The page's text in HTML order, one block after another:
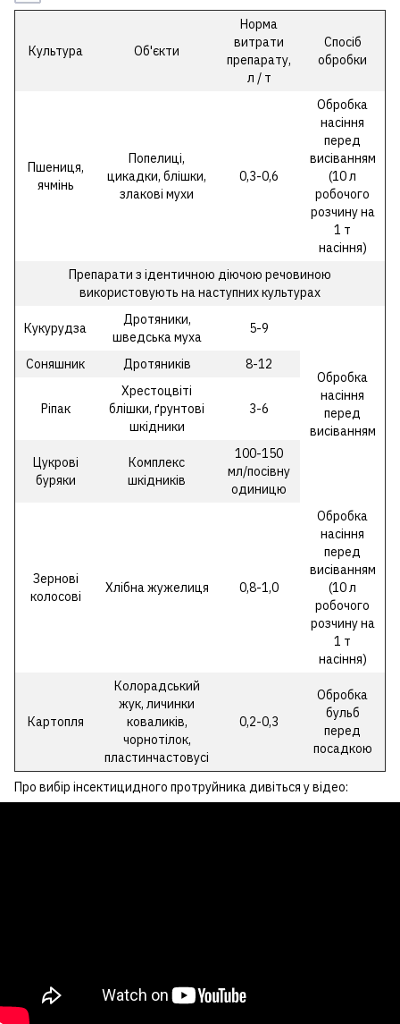
Культура Об'єкти
Норма
витрати
препарату,
л / т
Спосіб
обробки
Пшениця,
ячмінь
Попелиці,
цикадки, блішки,
злакові мухи
0,3-0,6
Обробка
насіння
перед
висіванням
(10 л
робочого
розчину на
1 т
насіння)
Препарати з ідентичною діючою речовиною
використовують на наступних культурах
Кукурудза
Дротяники,
шведська муха
5-9
Обробка
насіння
перед
висіванням
Соняшник Дротяників 8-12
Ріпак
Хрестоцвіті
блішки, ґрунтові
шкідники
3-6
Цукрові
буряки
Комплекс
шкідників
100-150
мл/посівну
одиницю
Зернові
колосові
Хлібна жужелиця 0,8-1,0
Обробка
насіння
перед
висіванням
(10 л
робочого
розчину на
1 т
насіння)
Картопля
Колорадський
жук, личинки
коваликів,
чорнотілок,
пластинчастовусі
0,2-0,3
Обробка
бульб
перед
посадкою
Про вибір інсектицидного протруйника дивіться у відео: